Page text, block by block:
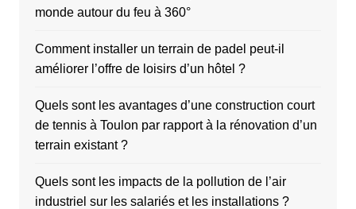
monde autour du feu à 360°
Comment installer un terrain de padel peut-il
améliorer l’offre de loisirs d’un hôtel ?
Quels sont les avantages d’une construction court
de tennis à Toulon par rapport à la rénovation d’un
terrain existant ?
Quels sont les impacts de la pollution de l’air
industriel sur les salariés et les installations ?